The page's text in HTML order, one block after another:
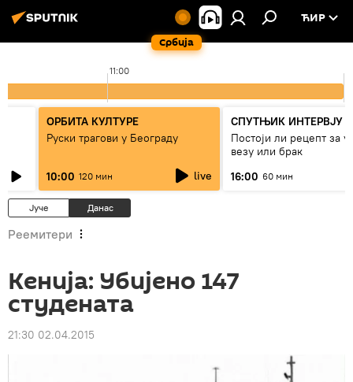
Србија
ЋИР
11:00
ОРБИТА КУЛТУРЕ
Руски трагови у Београду
10:00 120 мин live
СПУТЊИК ИНТЕРВЈУ
Постоји ли рецепт за
везу или брак
16:00 60 мин
Јуче Данас
Реемитери
Кенија: Убијено 147
студената
21:30 02.04.2015